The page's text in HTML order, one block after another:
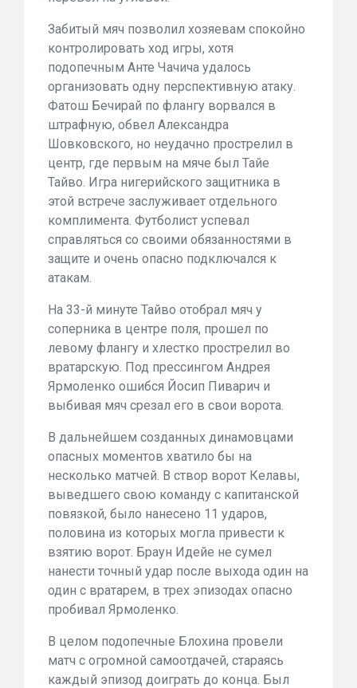
Забитый мяч позволил хозяевам спокойно
контролировать ход игры, хотя
подопечным Анте Чачича удалось
организовать одну перспективную атаку.
Фатош Бечирай по флангу ворвался в
штрафную, обвел Александра
Шовковского, но неудачно прострелил в
центр, где первым на мяче был Тайе
Тайво. Игра нигерийского защитника в
этой встрече заслуживает отдельного
комплимента. Футболист успевал
справляться со своими обязанностями в
защите и очень опасно подключался к
атакам.
На 33-й минуте Тайво отобрал мяч у
соперника в центре поля, прошел по
левому флангу и хлестко прострелил во
вратарскую. Под прессингом Андрея
Ярмоленко ошибся Йосип Пиварич и
выбивая мяч срезал его в свои ворота.
В дальнейшем созданных динамовцами
опасных моментов хватило бы на
несколько матчей. В створ ворот Келавы,
выведшего свою команду с капитанской
повязкой, было нанесено 11 ударов,
половина из которых могла привести к
взятию ворот. Браун Идейе не сумел
нанести точный удар после выхода один на
один с вратарем, в трех эпизодах опасно
пробивал Ярмоленко.
В целом подопечные Блохина провели
матч с огромной самоотдачей, стараясь
каждый эпизод доиграть до конца. Был